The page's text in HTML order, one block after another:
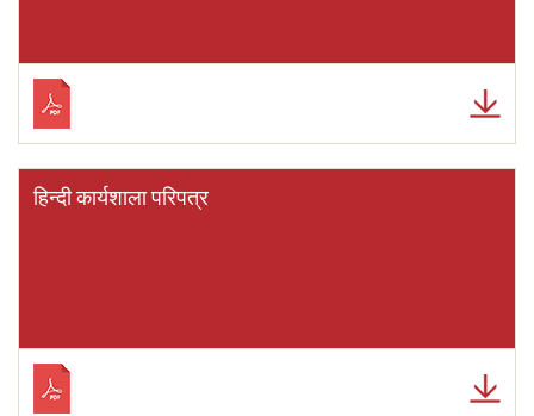
हिन्दी कार्यशाला परिपत्र